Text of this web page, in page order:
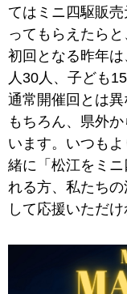
てはミニ四駆販
ってもらえたら
初回となる昨年
人30人、子ども
通常開催回とは
もちろん、県外
います。いつも
緒に「松江をミ
れる方、私たち
して応援いただ